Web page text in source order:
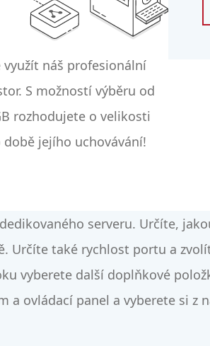
jejího uchovávání!
serveru. Určíte,
Určíte také rychlost portu a
vyberete další doplňkové
a ovládací panel a vyberete si z